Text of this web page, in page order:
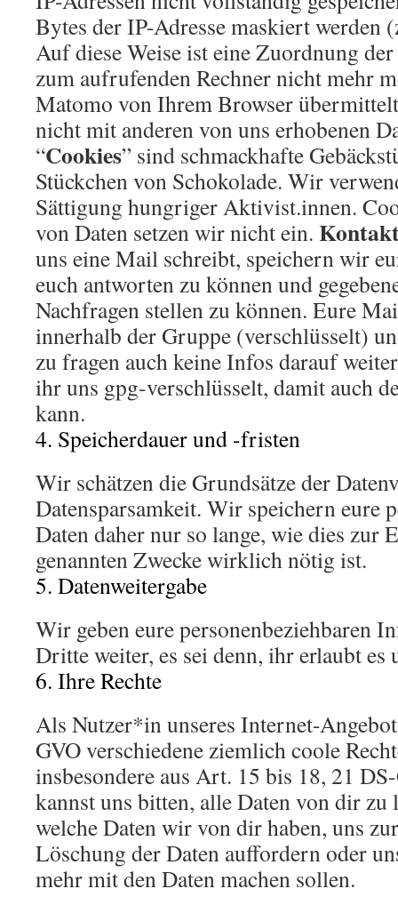
Bytes der IP-Adresse maskiert
Auf diese Weise ist eine Zuordnung
zum aufrufenden Rechner nicht mehr
Matomo von Ihrem Browser
nicht mit anderen von uns erhobenen
“Cookies” sind schmackhafte
Stückchen von Schokolade. Wir
Sättigung hungriger Aktivist.innen.
von Daten setzen wir nicht ein.
uns eine Mail schreibt, speichern wir
euch antworten zu können und
Nachfragen stellen zu können. Eure
innerhalb der Gruppe (verschlüsselt)
zu fragen auch keine Infos darauf
ihr uns gpg-verschlüsselt, damit auch
kann.
4. Speicherdauer und -fristen
Wir schätzen die Grundsätze der
Datensparsamkeit. Wir speichern eure
Daten daher nur so lange, wie dies zur
genannten Zwecke wirklich nötig ist.
5. Datenweitergabe
Wir geben eure personenbeziehbaren
Dritte weiter, es sei denn, ihr erlaubt es
6. Ihre Rechte
Als Nutzer*in unseres Internet-
GVO verschiedene ziemlich coole
insbesondere aus Art. 15 bis 18, 21
kannst uns bitten, alle Daten von dir zu
welche Daten wir von dir haben, uns
Löschung der Daten auffordern oder
mehr mit den Daten machen sollen.